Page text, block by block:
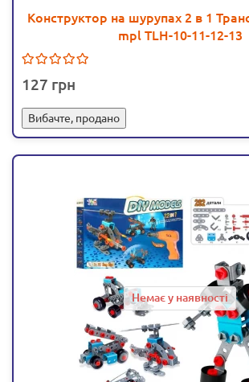
Конструктор на шурупах 2 в 1
mpl TLH-10-11-12-13
127
Вибачте, продано
Немає у наявності